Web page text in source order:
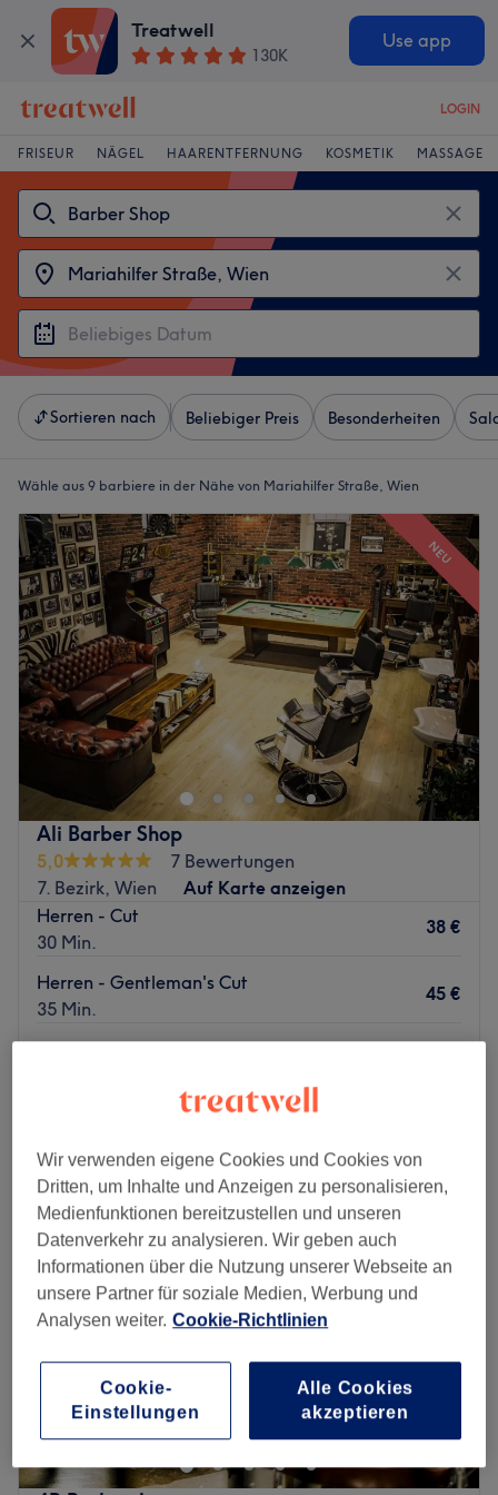
Treatwell
130K
Use app
LOGIN
FRISEUR NÄGEL HAARENTFERNUNG KOSMETIK MASSAGE
Sortieren nach Beliebiger Preis Besonderheiten
Wähle aus 9 barbiere in der Nähe von Mariahilfer Straße, Wien
NEU
Ali Barber Shop
5,0
7 Bewertungen
7. Bezirk, Wien
Auf Karte anzeigen
Herren - Cut
30 Min.
38 €
Herren - Gentleman's Cut
35 Min.
45 €
Herren - Ali Barber Beard Trim
Schnellansicht Saloninfos
Montag 09:00– 19:00
Dienstag
09:00–19:00
Mittwoch
09:00–19:00
Donnerstag
09:00–19:00
Freitag
09:00–19:00
Samstag
08:00– 18:00
Sonntag
Gönn dir eine Auszeit und einen neuen Haarschnitt im
renommierten Barbershop Ali Barber Shop in Wien. Fade
Cut, Bart trimmen oder Waxing, hier findest du genau das
Auszeit, du hast sie dir verdient!
Wir verwenden eigene Cookies und Cookies von
Dritten, um Inhalte und Anzeigen zu personalisieren,
Medienfunktionen bereitzustellen und unseren
Datenverkehr zu analysieren. Wir geben auch
Informationen über die Nutzung unserer Webseite an
unsere Partner für soziale Medien, Werbung und
Analysen weiter. Cookie-Richtlinien
Alle Cookies
akzeptieren
Cookie-
Einstellungen